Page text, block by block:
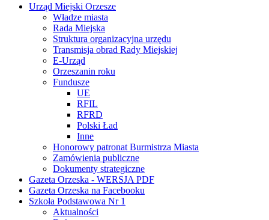
Urząd Miejski Orzesze
Władze miasta
Rada Miejska
Struktura organizacyjna urzędu
Transmisja obrad Rady Miejskiej
E-Urząd
Orzeszanin roku
Fundusze
UE
RFIL
RFRD
Polski Ład
Inne
Honorowy patronat Burmistrza Miasta
Zamówienia publiczne
Dokumenty strategiczne
Gazeta Orzeska - WERSJA PDF
Gazeta Orzeska na Facebooku
Szkoła Podstawowa Nr 1
Aktualności